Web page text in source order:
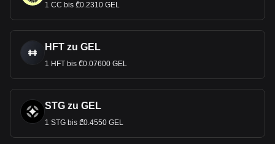
1 CC bis ₾0.2310 GEL
HFT zu GEL
1 HFT bis ₾0.07600 GEL
STG zu GEL
1 STG bis ₾0.4550 GEL